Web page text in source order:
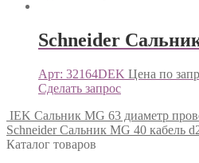
Schneider
Арт: 32164DEK Цена по
Сделать запрос
IEK Сальник MG 63 диаметр
Schneider Сальник MG 40 кабель
Каталог товаров